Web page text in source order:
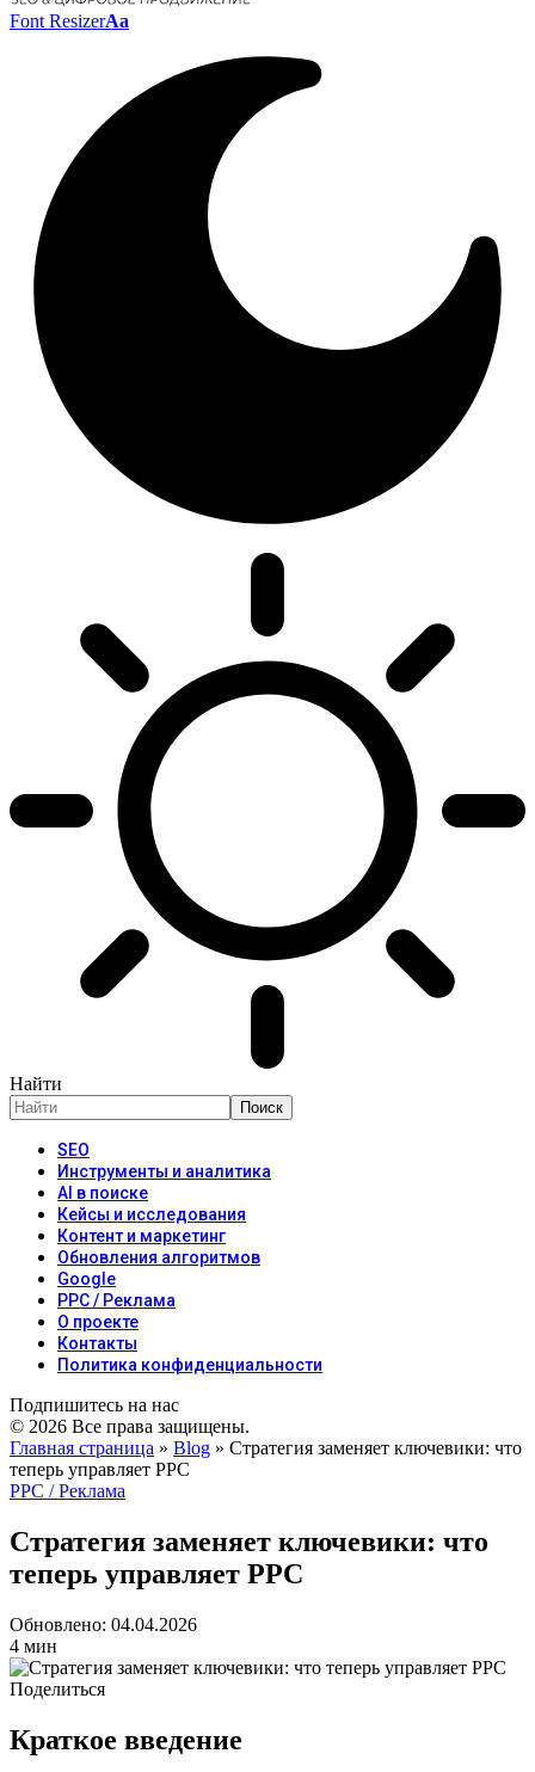
Font ResizerAa
Найти
SEO
Инструменты и аналитика
AI в поиске
Кейсы и исследования
Контент и маркетинг
Обновления алгоритмов
Google
PPC / Реклама
О проекте
Контакты
Политика конфиденциальности
Подпишитесь на нас
© 2026 Все права защищены.
Главная страница » Blog » Стратегия заменяет ключевики: что
теперь управляет PPC
PPC / Реклама
Стратегия заменяет ключевики: что
теперь управляет PPC
Обновлено: 04.04.2026
4 мин
Поделиться
Краткое введение